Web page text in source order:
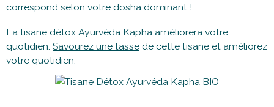
correspond selon votre dosha dominant !
La tisane détox Ayurvéda Kapha améliorera votre
quotidien. Savourez une tasse de cette tisane et améliorez
votre quotidien.